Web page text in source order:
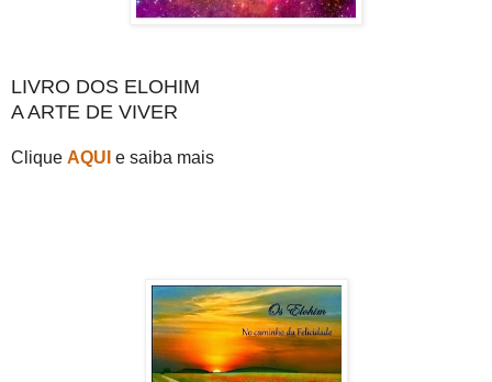
LIVRO DOS ELOHIM
A ARTE DE VIVER
Clique AQUI e saiba mais